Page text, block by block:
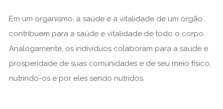
Em um organismo, a saúde e a vitalidade de um órgão
contribuem para a saúde e vitalidade de todo o corpo.
Analogamente, os indivíduos colaboram para a saúde e
prosperidade de suas comunidades e de seu meio físico,
nutrindo-os e por eles sendo nutridos.